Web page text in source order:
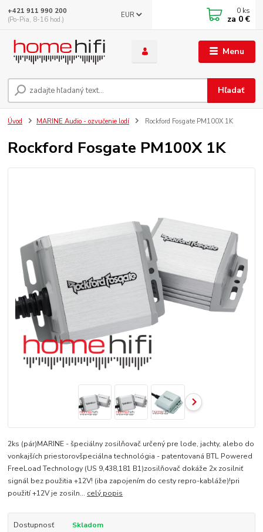
Menu
EUR
Hľadať
+421 911 990 200
(Po-Pia, 8-16 hod.)
0 ks
za 0 €
Úvod MARINE Audio - ozvučenie lodí Rockford Fosgate PM100X 1K
Rockford Fosgate PM100X 1K
2ks (pár)MARINE - špeciálny zosilňovač určený pre lode, jachty, alebo do
vonkajších priestorovšpeciálna technológia - patentovaná BTL Powered
FreeLoad Technology (US 9,438,181 B1)zosilňovač dokáže 2x zosilniť
signál bez použitia +12V! (iba zapojením do cesty repro-kabláže)!pri
použití +12V je zosiln... celý popis
Dostupnosť Skladom